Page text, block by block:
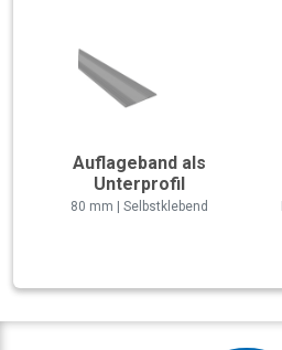
Auflageband als
Unterprofil
80 mm | Selbstklebend